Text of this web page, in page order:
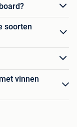
soorten
vinnen